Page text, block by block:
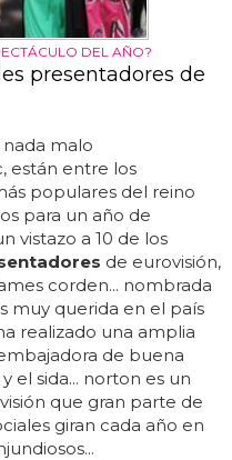
DEL AÑO?
presentadores de
malo
están entre los
populares del reino
para un año de
vistazo a 10 de los
de eurovisión,
corden... nombrada
muy querida en el país
realizado una amplia
de buena
el sida... norton es un
que gran parte de
giran cada año en